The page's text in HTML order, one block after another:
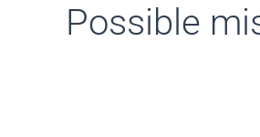
Possible